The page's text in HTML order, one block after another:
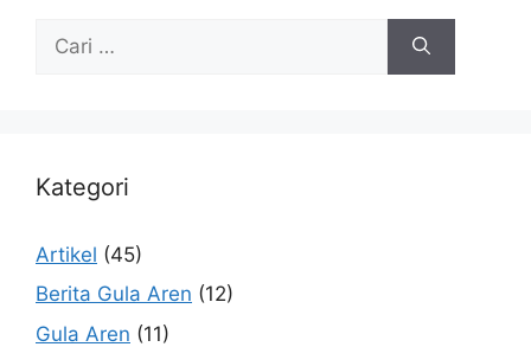
Kategori
Artikel (45)
Berita Gula Aren (12)
Gula Aren (11)